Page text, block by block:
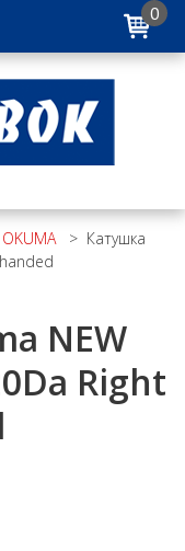
0
> Катушка
NEW
Right